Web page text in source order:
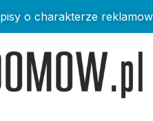
o charakterze